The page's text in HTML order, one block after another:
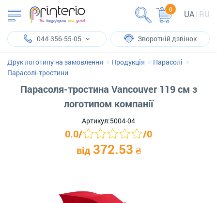
UA RU
0
044-356-55-05 Зворотній дзвінок
Друк логотипу на замовлення Продукція
Парасолі
Парасолі-тростини
Парасоля-тростина Vancouver 119 см з
логотипом компанії
Артикул:5004-04
0.0/ /0
від 372.53 ₴